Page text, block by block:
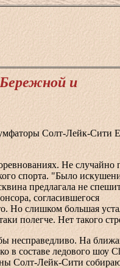
и
Солт-Лейк-Сити
Не случайно
спорта. "Было
предлагала не
согласившегося
Но слишком большая
полегче. Нет такого
несправедливо. На
в составе ледового шоу
Солт-Лейк-Сити